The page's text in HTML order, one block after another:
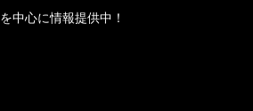
中心に情報提供中！